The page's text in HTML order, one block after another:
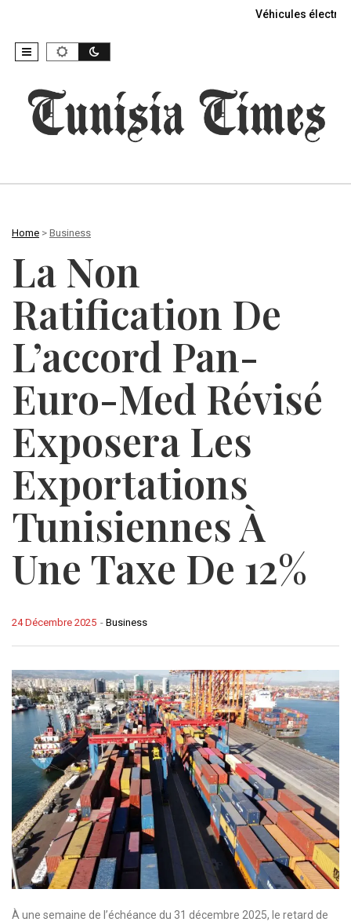
Véhicules
Home > Business
La Non
Ratification De
L’accord Pan-
Euro-Med Révisé
Exposera Les
Exportations
Tunisiennes À
Une Taxe De 12%
- Business
24 Décembre 2025
À une semaine de l’échéance du 31 décembre 2025, le retard de